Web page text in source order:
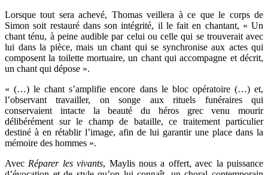
Lorsque tout sera achevé, Thomas veillera à ce que le corps de
Simon soit restauré dans son intégrité, il le fait en chantant, « Un
chant ténu, à peine audible par celui ou celle qui se trouverait avec
lui dans la pièce, mais un chant qui se synchronise aux actes qui
composent la toilette mortuaire, un chant qui accompagne et décrit,
un chant qui dépose ».
« (…) le chant s’amplifie encore dans le bloc opératoire (…) et,
l’observant travailler, on songe aux rituels funéraires qui
conservaient intacte la beauté du héros grec venu mourir
délibérément sur le champ de bataille, ce traitement particulier
destiné à en rétablir l’image, afin de lui garantir une place dans la
mémoire des hommes ».
Avec Réparer les vivants, Maylis nous a offert, avec la puissance